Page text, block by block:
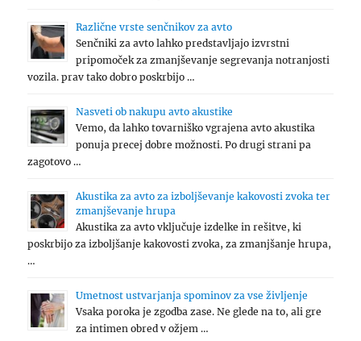
Različne vrste senčnikov za avto
Senčniki za avto lahko predstavljajo izvrstni
pripomoček za zmanjševanje segrevanja notranjosti
vozila. prav tako dobro poskrbijo …
Nasveti ob nakupu avto akustike
Vemo, da lahko tovarniško vgrajena avto akustika
ponuja precej dobre možnosti. Po drugi strani pa
zagotovo …
Akustika za avto za izboljševanje kakovosti zvoka ter
zmanjševanje hrupa
Akustika za avto vključuje izdelke in rešitve, ki
poskrbijo za izboljšanje kakovosti zvoka, za zmanjšanje hrupa,
…
Umetnost ustvarjanja spominov za vse življenje
Vsaka poroka je zgodba zase. Ne glede na to, ali gre
za intimen obred v ožjem …